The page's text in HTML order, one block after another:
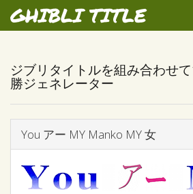
GHIBLI TITLE
ジブリタイトルを組み合わせ
勝ジェネレーター
You アー MY Manko MY 女